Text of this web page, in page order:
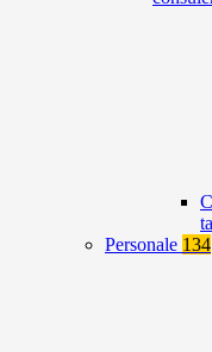
Personale 134